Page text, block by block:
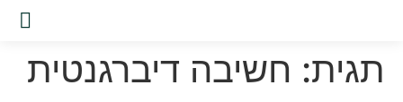
תגית: חשיבה דיברגנטית